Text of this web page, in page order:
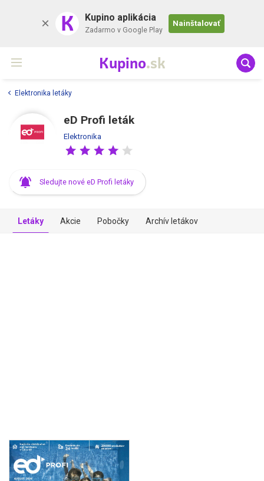
K Kupino aplikácia
Zadarmo v Google Play
Nainštalovať
Kupino.sk
Elektronika letáky
eD Profi leták
Elektronika
Sledujte nové eD Profi letáky
Letáky Akcie Pobočky Archív letákov